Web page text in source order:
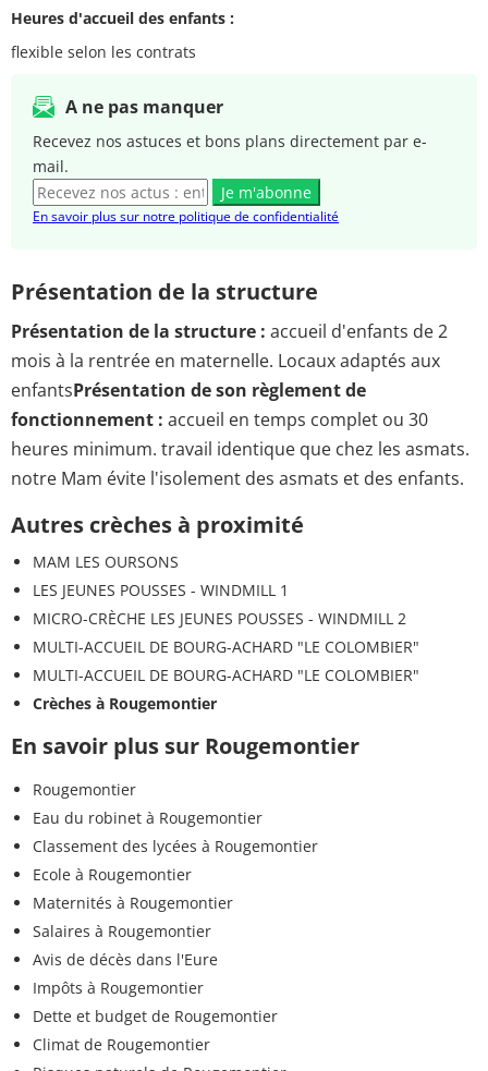
Heures d'accueil des enfants :
flexible selon les contrats
A ne pas manquer
Recevez nos astuces et bons plans directement par e-
mail.
Je m'abonne
En savoir plus sur notre politique de confidentialité
Présentation de la structure
Présentation de la structure : accueil d'enfants de 2
mois à la rentrée en maternelle. Locaux adaptés aux
enfantsPrésentation de son règlement de
fonctionnement : accueil en temps complet ou 30
heures minimum. travail identique que chez les asmats.
notre Mam évite l'isolement des asmats et des enfants.
Autres crèches à proximité
MAM LES OURSONS
LES JEUNES POUSSES - WINDMILL 1
MICRO-CRÈCHE LES JEUNES POUSSES - WINDMILL 2
MULTI-ACCUEIL DE BOURG-ACHARD "LE COLOMBIER"
MULTI-ACCUEIL DE BOURG-ACHARD "LE COLOMBIER"
Crèches à Rougemontier
En savoir plus sur Rougemontier
Rougemontier
Eau du robinet à Rougemontier
Classement des lycées à Rougemontier
Ecole à Rougemontier
Maternités à Rougemontier
Salaires à Rougemontier
Avis de décès dans l'Eure
Impôts à Rougemontier
Dette et budget de Rougemontier
Climat de Rougemontier